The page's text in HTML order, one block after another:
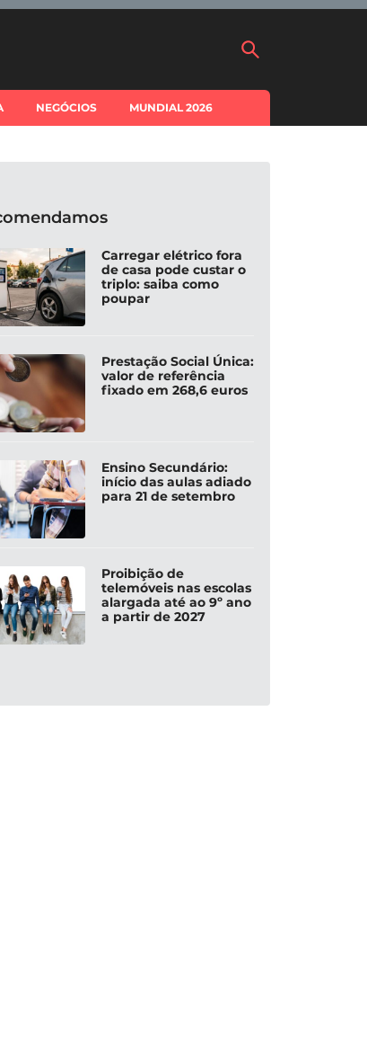
NEGÓCIOS MUNDIAL 2026
Carregar elétrico fora
de casa pode custar o
triplo: saiba como
poupar
Prestação Social Única:
valor de referência
fixado em 268,6 euros
Ensino Secundário:
início das aulas adiado
para 21 de setembro
Proibição de
telemóveis nas escolas
alargada até ao 9º ano
a partir de 2027